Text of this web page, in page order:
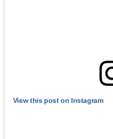
View this post on Instagram